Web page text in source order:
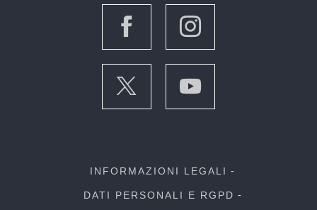
INFORMAZIONI LEGALI
DATI PERSONALI E RGPD